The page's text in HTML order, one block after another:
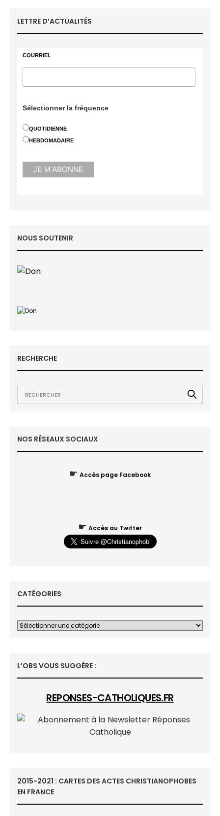
LETTRE D’ACTUALITÉS
COURRIEL
Sélectionner la fréquence
QUOTIDIENNE
HEBDOMADAIRE
NOUS SOUTENIR
RECHERCHE
NOS RÉSEAUX SOCIAUX
☛ Accès page Facebook
☛ Accès au Twitter
CATÉGORIES
L’OBS VOUS SUGGÈRE :
REPONSES-CATHOLIQUES.FR
2015-2021 : CARTES DES ACTES CHRISTIANOPHOBES
EN FRANCE